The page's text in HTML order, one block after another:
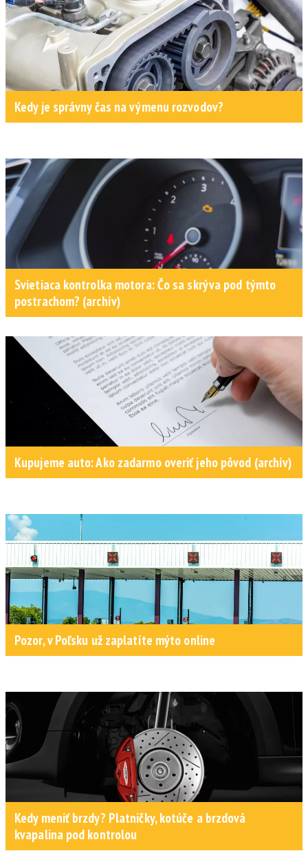
Kedy je správny čas na výmenu rozvodov?
Svietiaca kontrolka motora: Čo sa skrýva pod týmto
postrachom? (archív)
Kupujeme auto: Ako zadarmo overiť jeho pôvod (archív)
Pozor, v Poľsku už zaplatíte mýto online
Kedy meniť brzdy? Platničky, kotúče a brzdová
kvapalina pod kontrolou